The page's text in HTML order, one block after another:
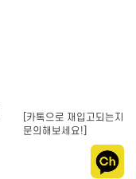
[카톡으로 재입고되는지
문의해보세요!]